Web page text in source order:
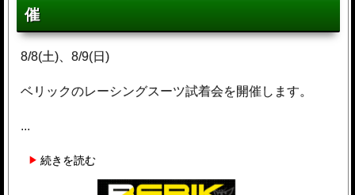
催
8/8(土)、8/9(日)
ベリックのレーシングスーツ試着会を開催します。
...
続きを読む